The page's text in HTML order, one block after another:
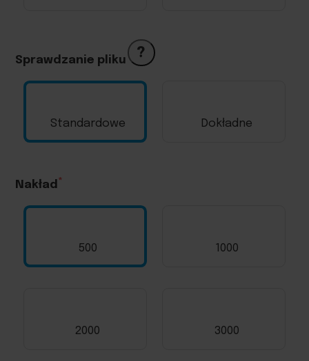
Sprawdzanie pliku ?
Standardowe Dokładne
Nakład
500 1000
2000 3000